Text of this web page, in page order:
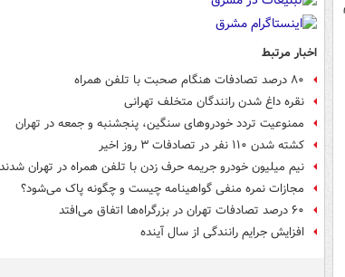
اخبار مرتبط
۸۰ درصد تصادفات هنگام صحبت با تلفن همراه
نقره داغ شدن رانندگان متخلف تهرانی
ممنوعیت تردد خودروهای سنگین، پنجشنبه و جمعه در تهران
کشته شدن ۱۱۰ نفر در تصادفات ۳ روز اخیر
نیم میلیون خودرو جریمه حرف زدن با تلفن همراه در تهران شدند
مجازات نمره منفی گواهینامه چیست و چگونه پاک می‌شود؟
۶۰ درصد تصادفات تهران در بزرگراه‌ها اتفاق می‌افتد
افزایش جرایم رانندگی از سال آینده